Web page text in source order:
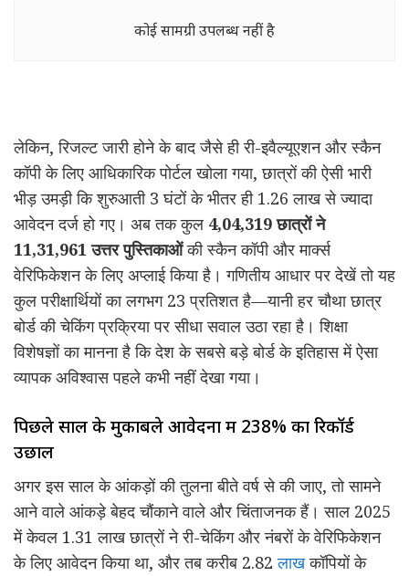
कोई सामग्री उपलब्ध नहीं है
लेकिन, रिजल्ट जारी होने के बाद जैसे ही री-इवैल्यूएशन और स्कैन
कॉपी के लिए आधिकारिक पोर्टल खोला गया, छात्रों की ऐसी भारी
भीड़ उमड़ी कि शुरुआती 3 घंटों के भीतर ही 1.26 लाख से ज्यादा
आवेदन दर्ज हो गए। अब तक कुल 4,04,319 छात्रों ने
11,31,961 उत्तर पुस्तिकाओंकी स्कैन कॉपी और मार्क्स
वेरिफिकेशन के लिए अप्लाई किया है। गणितीय आधार पर देखें तो यह
कुल परीक्षार्थियों का लगभग 23 प्रतिशत है—यानी हर चौथा छात्र
बोर्ड की चेकिंग प्रक्रिया पर सीधा सवाल उठा रहा है। शिक्षा
विशेषज्ञों का मानना है कि देश के सबसे बड़े बोर्ड के इतिहास में ऐसा
व्यापक अविश्वास पहले कभी नहीं देखा गया।
पिछले साल के मुकाबले आवेदनों में 238% का रिकॉर्ड
उछाल
अगर इस साल के आंकड़ों की तुलना बीते वर्ष से की जाए, तो सामने
आने वाले आंकड़े बेहद चौंकाने वाले और चिंताजनक हैं। साल 2025
में केवल 1.31 लाख छात्रों ने री-चेकिंग और नंबरों के वेरिफिकेशन
के लिए आवेदन किया था, और तब करीब 2.82लाखकॉपियों के